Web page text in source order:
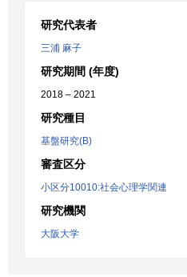
研究代表者
三浦 麻子
研究期間 (年度)
2018 – 2021
研究種目
基盤研究(B)
審査区分
小区分10010:社会心理学関連
研究機関
大阪大学